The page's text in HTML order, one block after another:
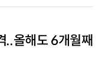
..올해도 6개월째